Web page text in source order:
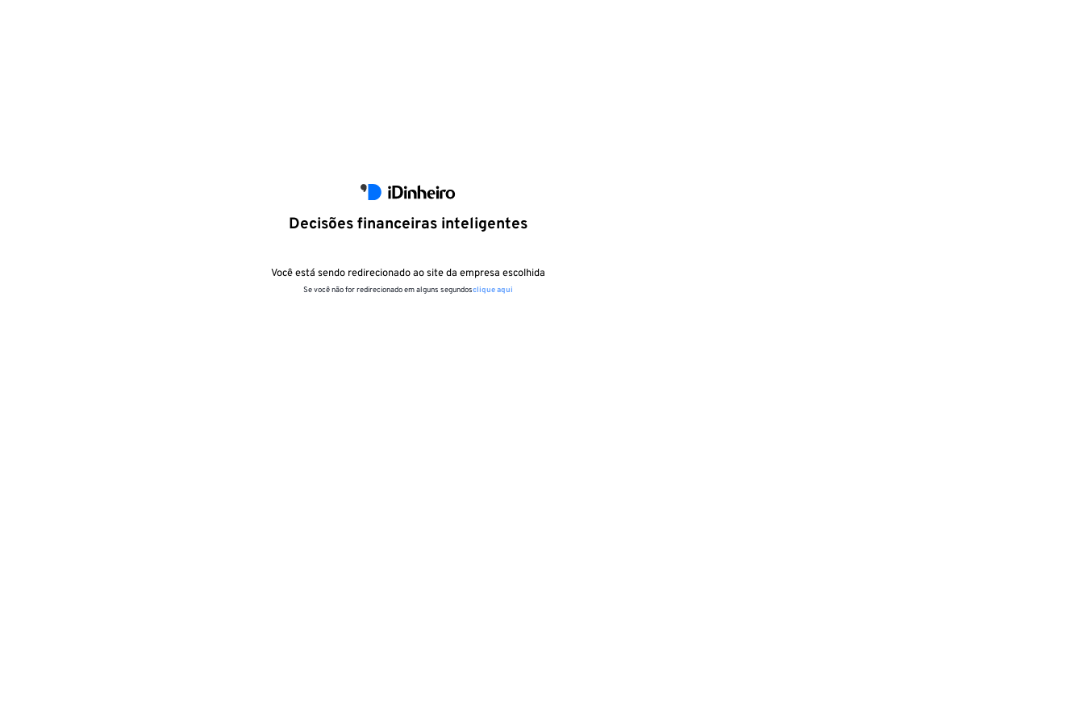
Decisões financeiras inteligentes
Você está sendo redirecionado ao site da empresa escolhida
Se você não for redirecionado em alguns segundosclique aqui